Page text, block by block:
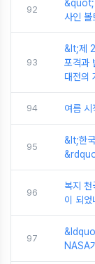
92
&quot;
사인 볼
93
&lt;제
포격과
대전의
94 여름
95
&lt;한
96
복지
이 되었
97
NASA